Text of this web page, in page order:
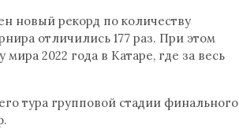
новый рекорд по количеству
отличились 177 раз. При этом
2022 года в Катаре, где за весь
тура групповой стадии финального